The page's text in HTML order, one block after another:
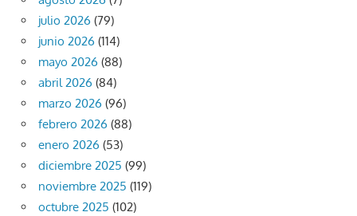
julio 2026 (79)
junio 2026 (114)
mayo 2026 (88)
abril 2026 (84)
marzo 2026 (96)
febrero 2026 (88)
enero 2026 (53)
diciembre 2025 (99)
noviembre 2025 (119)
octubre 2025 (102)